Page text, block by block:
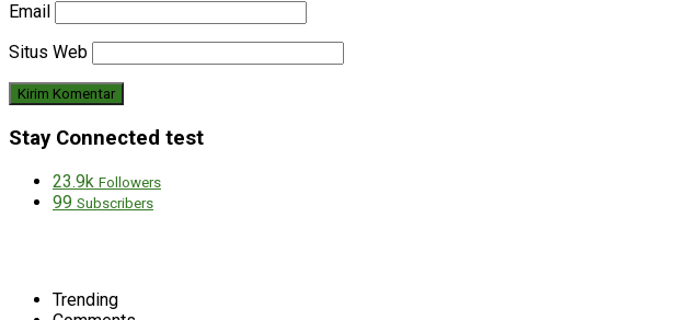
Email
Situs Web
Stay Connected test
23.9k Followers
99 Subscribers
Trending